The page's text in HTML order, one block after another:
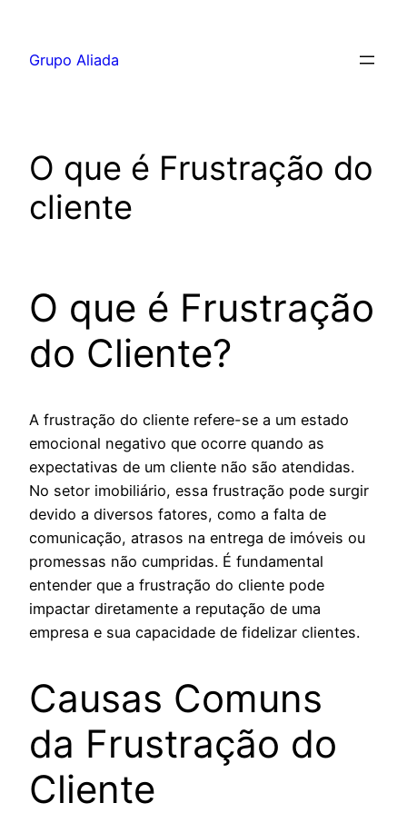
Grupo Aliada
O que é Frustração do
cliente
O que é Frustração
do Cliente?
A frustração do cliente refere-se a um estado
emocional negativo que ocorre quando as
expectativas de um cliente não são atendidas.
No setor imobiliário, essa frustração pode surgir
devido a diversos fatores, como a falta de
comunicação, atrasos na entrega de imóveis ou
promessas não cumpridas. É fundamental
entender que a frustração do cliente pode
impactar diretamente a reputação de uma
empresa e sua capacidade de fidelizar clientes.
Causas Comuns
da Frustração do
Cliente